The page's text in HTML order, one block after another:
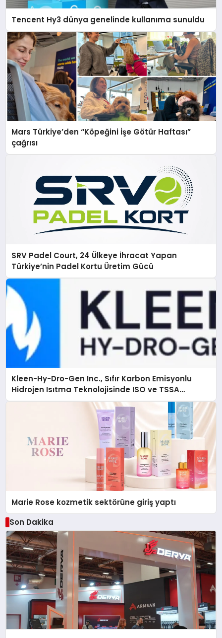
Tencent Hy3 dünya genelinde kullanıma sunuldu
Mars Türkiye’den “Köpeğini İşe Götür Haftası”
çağrısı
SRV Padel Court, 24 Ülkeye İhracat Yapan
Türkiye’nin Padel Kortu Üretim Gücü
Kleen-Hy-Dro-Gen Inc., Sıfır Karbon Emisyonlu
Hidrojen Isıtma Teknolojisinde ISO ve TSSA
Düzenleyici Onaylarını Aldı
Marie Rose kozmetik sektörüne giriş yaptı
Son Dakika